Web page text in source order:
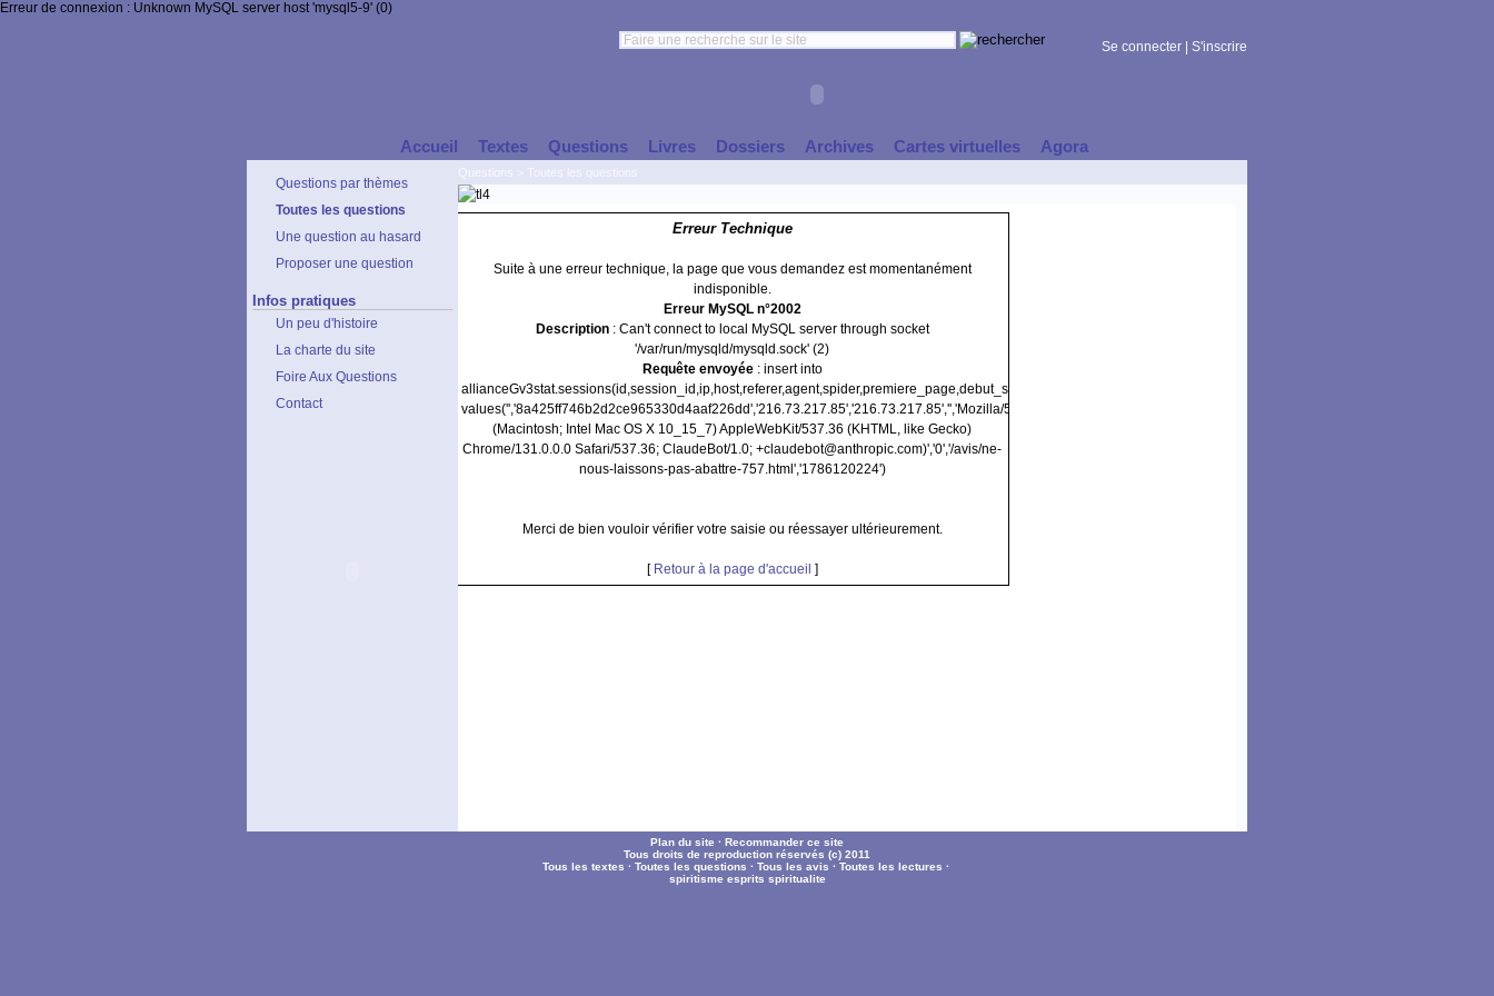
Erreur de connexion : Unknown MySQL server host 'mysql5-9' (0)
Se connecter S'inscrire
Accueil Textes Questions Livres Dossiers Archives Cartes virtuelles Agora
Questions par thèmes
Toutes les questions
Une question au hasard
Proposer une question
Infos pratiques
Un peu d'histoire
La charte du site
Foire Aux Questions
Contact
Erreur Technique
Suite à une erreur technique, la page que vous demandez est momentanément
indisponible.
Erreur MySQL n°2002
Description: Can't connect to local MySQL server through socket
'/var/run/mysqld/mysqld.sock' (2)
Requête envoyée: insert into
allianceGv3stat.sessions(id,session_id,ip,host,referer,agent,spider,premiere_page,debut_session)
values('','8a425ff746b2d2ce965330d4aaf226dd','216.73.217.85','216.73.217.85','','Mozilla/5.0
(Macintosh; Intel Mac OS X 10_15_7) AppleWebKit/537.36 (KHTML, like Gecko)
Chrome/131.0.0.0 Safari/537.36; ClaudeBot/1.0; +claudebot@anthropic.com)','0','/avis/ne-
nous-laissons-pas-abattre-757.html','1786120224')
Merci de bien vouloir vérifier votre saisie ou réessayer ultérieurement.
[ Retour à la page d'accueil ]
Plan du site · Recommander ce site
Tous droits de reproduction réservés (c) 2011
Tous les textes · Toutes les questions · Tous les avis · Toutes les lectures ·
spiritisme esprits spiritualite